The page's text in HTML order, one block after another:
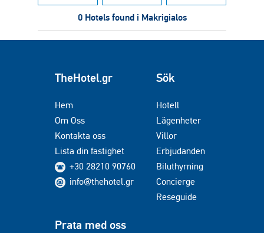
0 Hotels found i Makrigialos
TheHotel.gr
Hem
Om Oss
Kontakta oss
Lista din fastighet
+30 28210 90760
info@thehotel.gr
Sök
Hotell
Lägenheter
Villor
Erbjudanden
Biluthyrning
Concierge
Reseguide
Prata med oss